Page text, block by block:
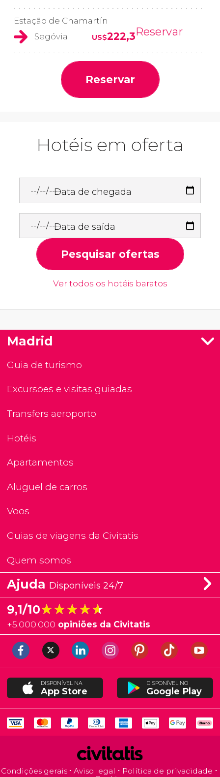
Estação de Chamartín
Segóvia
US$222,3Reservar
Reservar
Hotéis em oferta
Data de chegada
Data de saída
Pesquisar ofertas
Ver todos os hotéis baratos
Madrid
Guia de turismo
Excursões e visitas guiadas
Transfers aeroporto
Hotéis
Apartamentos
Aluguel de carros
Voos
Guias de viagens da Civitatis
Quem somos
Ajuda Disponíveis 24/7
9,1/10★★★★★
★★★★★
+5.000.000 opiniões da Civitatis
DISPONÍVEL NA
App Store
DISPONÍVEL NO
Google Play
Condições gerais Aviso legal
Política de privacidade